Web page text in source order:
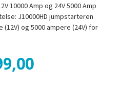
10000 Amp og 24V 5000 Amp
J10000HD jumpstarteren
(12V) og 5000 ampere (24V) for